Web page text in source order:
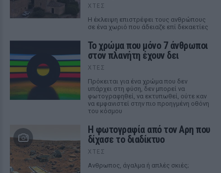
ΧΤΕΣ
Η έκλειψη επιστρέφει τους ανθρώπους
σε ένα χωριό που άδειαζε επί δεκαετίες
Το χρώμα που μόνο 7 άνθρωποι
στον πλανήτη έχουν δει
ΧΤΕΣ
Πρόκειται για ένα χρώμα που δεν
υπάρχει στη φύση, δεν μπορεί να
φωτογραφηθεί, να εκτυπωθεί, ούτε καν
να εμφανιστεί στην πιο προηγμένη οθόνη
του κόσμου
Η φωτογραφία από τον Αρη που
δίχασε το διαδίκτυο
ΧΤΕΣ
Ανθρωπος, άγαλμα ή απλές σκιές;